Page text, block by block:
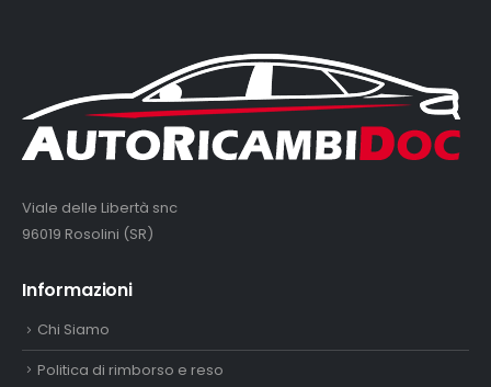
Viale delle Libertà snc
96019 Rosolini (SR)
Informazioni
Chi Siamo
Politica di rimborso e reso